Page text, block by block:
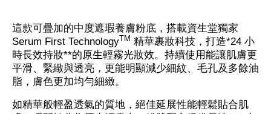
這款可疊加的中度遮瑕養膚粉底，搭載資生堂獨家
Serum First Technology TM 精華裹妝科技，打造*24 小
時長效持妝**的原生輕霧光妝效。持續使用能讓肌膚更
平滑、緊緻與透亮，更能明顯減少細紋、毛孔及多餘油
脂，膚色更加均勻細緻。
如精華般輕盈透氣的質地，絕佳延展性能輕鬆貼合肌